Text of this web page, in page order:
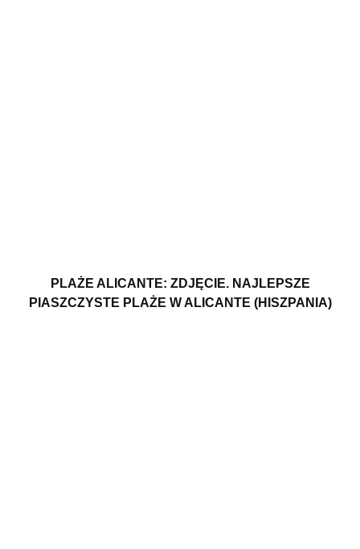
PLAŻE ALICANTE: ZDJĘCIE. NAJLEPSZE
PIASZCZYSTE PLAŻE W ALICANTE (HISZPANIA)